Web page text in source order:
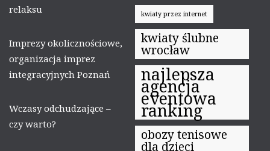
relaksu
Imprezy okolicznościowe,
organizacja imprez
integracyjnych Poznań
Wczasy odchudzające –
czy warto?
kwiaty przez internet
kwiaty ślubne
wrocław
najlepsza
agencja
eventowa
ranking
obozy tenisowe
dla dzieci